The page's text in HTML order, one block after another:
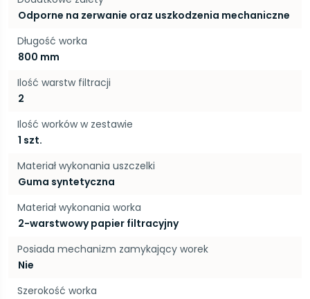
Odporne na zerwanie oraz uszkodzenia mechaniczne
Długość worka
800 mm
Ilość warstw filtracji
2
Ilość worków w zestawie
1 szt.
Materiał wykonania uszczelki
Guma syntetyczna
Materiał wykonania worka
2-warstwowy papier filtracyjny
Posiada mechanizm zamykający worek
Nie
Szerokość worka